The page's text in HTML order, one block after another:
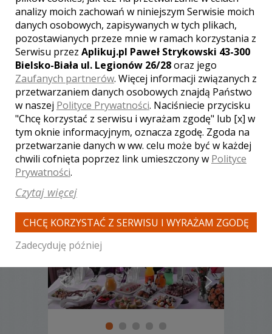
08-18
profesjonalista w kazdym
calu,godny polecenia innym.
Kasia Paszewska,Kamil
Sobieszczański, ślub:2012-08-11
Zobacz także innych
kamerzystów
analizy moich zachowań w niniejszym Serwisie moich
danych osobowych, zapisywanych w tych plikach,
pozostawianych przeze mnie w ramach korzystania z
Serwisu przez Aplikuj.pl Paweł Strykowski 43-300
Bielsko-Biała ul. Legionów 26/28oraz jego
Zaufanych partnerów. Więcej informacji związanych z
przetwarzaniem danych osobowych znajdą Państwo
w naszej Polityce Prywatności. Naciśniecie przycisku
"Chcę korzystać z serwisu i wyrażam zgodę" lub [x] w
tym oknie informacyjnym, oznacza zgodę. Zgoda na
przetwarzanie danych w ww. celu może być w każdej
chwili cofnięta poprzez link umieszczony w Polityce
Prywatności.
Czytaj więcej
CHCĘ KORZYSTAĆ Z SERWISU I WYRAŻAM ZGODĘ
Zadecyduję później